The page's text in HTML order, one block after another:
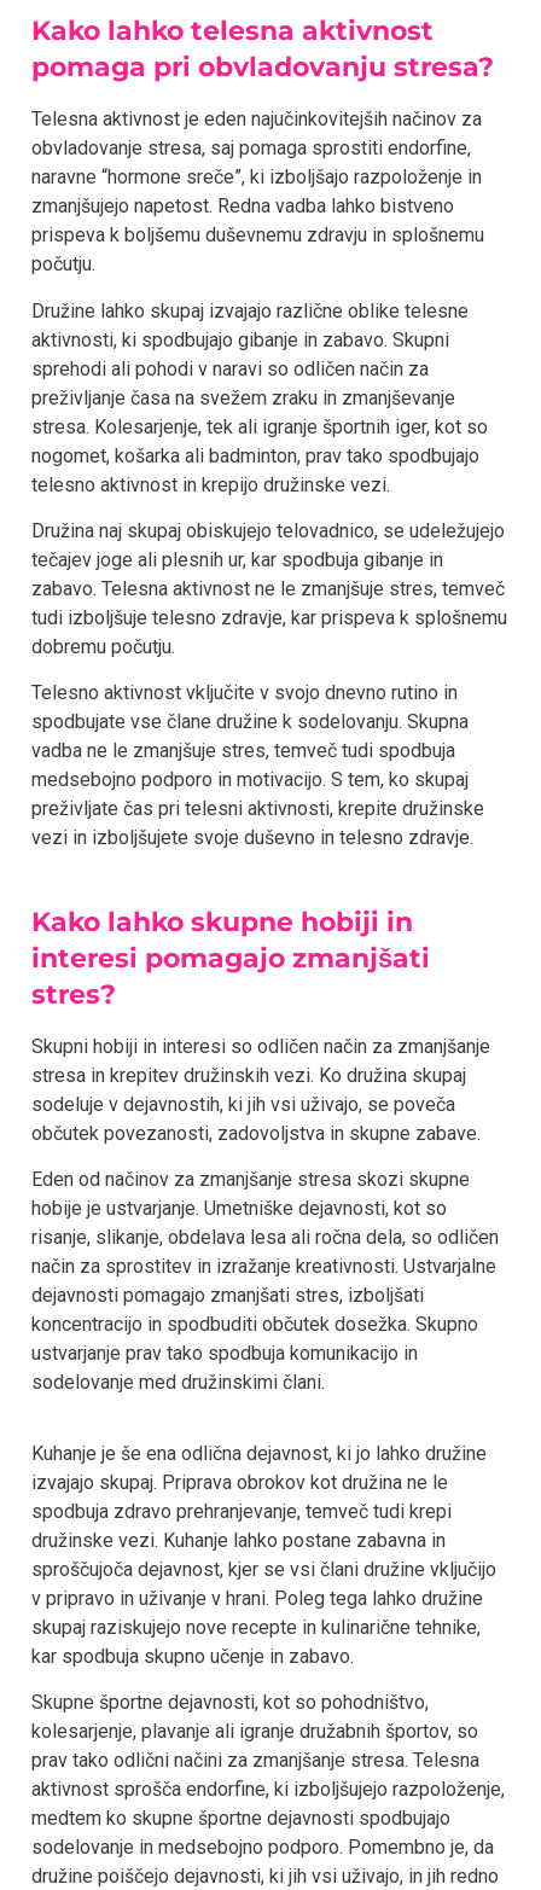
Kako lahko telesna aktivnost
pomaga pri obvladovanju stresa?
Telesna aktivnost je eden najučinkovitejših načinov za
obvladovanje stresa, saj pomaga sprostiti endorfine,
naravne “hormone sreče”, ki izboljšajo razpoloženje in
zmanjšujejo napetost. Redna vadba lahko bistveno
prispeva k boljšemu duševnemu zdravju in splošnemu
počutju.
Družine lahko skupaj izvajajo različne oblike telesne
aktivnosti, ki spodbujajo gibanje in zabavo. Skupni
sprehodi ali pohodi v naravi so odličen način za
preživljanje časa na svežem zraku in zmanjševanje
stresa. Kolesarjenje, tek ali igranje športnih iger, kot so
nogomet, košarka ali badminton, prav tako spodbujajo
telesno aktivnost in krepijo družinske vezi.
Družina naj skupaj obiskujejo telovadnico, se udeležujejo
tečajev joge ali plesnih ur, kar spodbuja gibanje in
zabavo. Telesna aktivnost ne le zmanjšuje stres, temveč
tudi izboljšuje telesno zdravje, kar prispeva k splošnemu
dobremu počutju.
Telesno aktivnost vključite v svojo dnevno rutino in
spodbujate vse člane družine k sodelovanju. Skupna
vadba ne le zmanjšuje stres, temveč tudi spodbuja
medsebojno podporo in motivacijo. S tem, ko skupaj
preživljate čas pri telesni aktivnosti, krepite družinske
vezi in izboljšujete svoje duševno in telesno zdravje.
Kako lahko skupne hobiji in
interesi pomagajo zmanjšati
stres?
Skupni hobiji in interesi so odličen način za zmanjšanje
stresa in krepitev družinskih vezi. Ko družina skupaj
sodeluje v dejavnostih, ki jih vsi uživajo, se poveča
občutek povezanosti, zadovoljstva in skupne zabave.
Eden od načinov za zmanjšanje stresa skozi skupne
hobije je ustvarjanje. Umetniške dejavnosti, kot so
risanje, slikanje, obdelava lesa ali ročna dela, so odličen
način za sprostitev in izražanje kreativnosti. Ustvarjalne
dejavnosti pomagajo zmanjšati stres, izboljšati
koncentracijo in spodbuditi občutek dosežka. Skupno
ustvarjanje prav tako spodbuja komunikacijo in
sodelovanje med družinskimi člani.
Kuhanje je še ena odlična dejavnost, ki jo lahko družine
izvajajo skupaj. Priprava obrokov kot družina ne le
spodbuja zdravo prehranjevanje, temveč tudi krepi
družinske vezi. Kuhanje lahko postane zabavna in
sproščujoča dejavnost, kjer se vsi člani družine vključijo
v pripravo in uživanje v hrani. Poleg tega lahko družine
skupaj raziskujejo nove recepte in kulinarične tehnike,
kar spodbuja skupno učenje in zabavo.
Skupne športne dejavnosti, kot so pohodništvo,
kolesarjenje, plavanje ali igranje družabnih športov, so
prav tako odlični načini za zmanjšanje stresa. Telesna
aktivnost sprošča endorfine, ki izboljšujejo razpoloženje,
medtem ko skupne športne dejavnosti spodbujajo
sodelovanje in medsebojno podporo. Pomembno je, da
družine poiščejo dejavnosti, ki jih vsi uživajo, in jih redno